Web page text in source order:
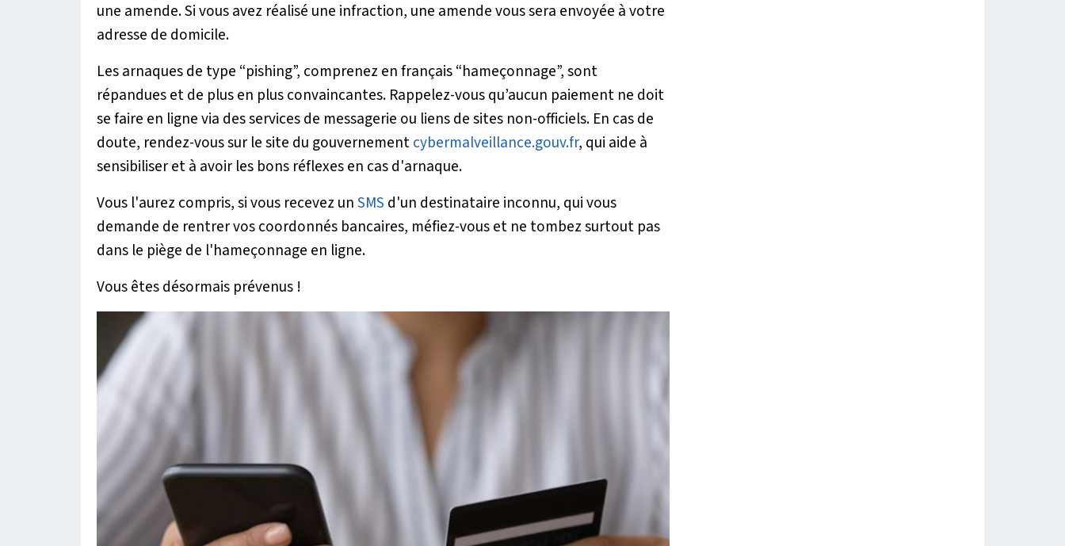
une amende. Si vous avez réalisé une infraction, une amende vous sera envoyée à votre
adresse de domicile.
Les arnaques de type “pishing”, comprenez en français “hameçonnage”, sont
répandues et de plus en plus convaincantes. Rappelez-vous qu’aucun paiement ne doit
se faire en ligne via des services de messagerie ou liens de sites non-officiels. En cas de
doute, rendez-vous sur le site du gouvernementcybermalveillance.gouv.fr, qui aide à
sensibiliser et à avoir les bons réflexes en cas d'arnaque.
Vous l'aurez compris, si vous recevez unSMS d'un destinataire inconnu, qui vous
demande de rentrer vos coordonnés bancaires, méfiez-vous et ne tombez surtout pas
dans le piège de l'hameçonnage en ligne.
Vous êtes désormais prévenus !